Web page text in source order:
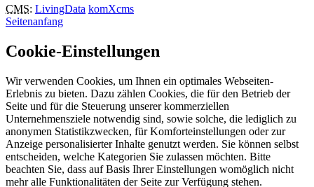
CMS: LivingData komXcms
Seitenanfang
Cookie-Einstellungen
Wir verwenden Cookies, um Ihnen ein optimales Webseiten-
Erlebnis zu bieten. Dazu zählen Cookies, die für den Betrieb der
Seite und für die Steuerung unserer kommerziellen
Unternehmensziele notwendig sind, sowie solche, die lediglich zu
anonymen Statistikzwecken, für Komforteinstellungen oder zur
Anzeige personalisierter Inhalte genutzt werden. Sie können selbst
entscheiden, welche Kategorien Sie zulassen möchten. Bitte
beachten Sie, dass auf Basis Ihrer Einstellungen womöglich nicht
mehr alle Funktionalitäten der Seite zur Verfügung stehen.